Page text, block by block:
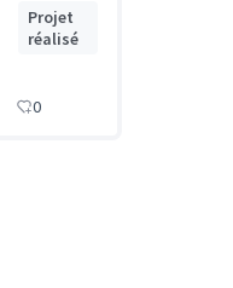
Projet
réalisé
0